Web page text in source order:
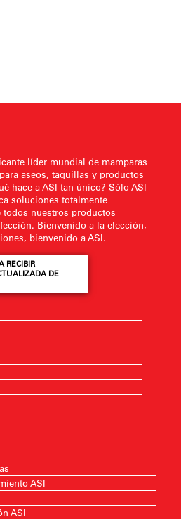
líder mundial de mamparas
aseos, taquillas y productos
hace a ASI tan único? Sólo ASI
soluciones totalmente
todos nuestros productos
Bienvenido a la elección,
bienvenido a ASI.
RECIBIR
DE
ASI
ASI